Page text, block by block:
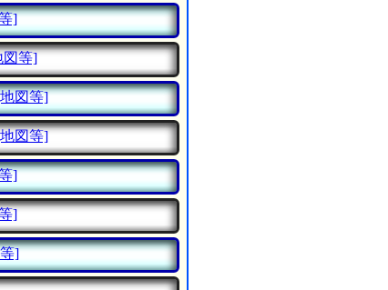
]
図等]
図等]
図等]
]
]
]